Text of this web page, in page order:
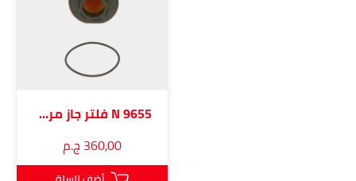
N 9655 فلتر جاز مرسيدس أكتروس
360٫00 ج.م